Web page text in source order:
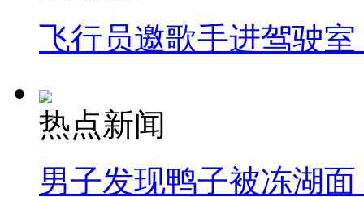
飞行员邀歌手进驾驶
热点新闻
男子发现鸭子被冻湖